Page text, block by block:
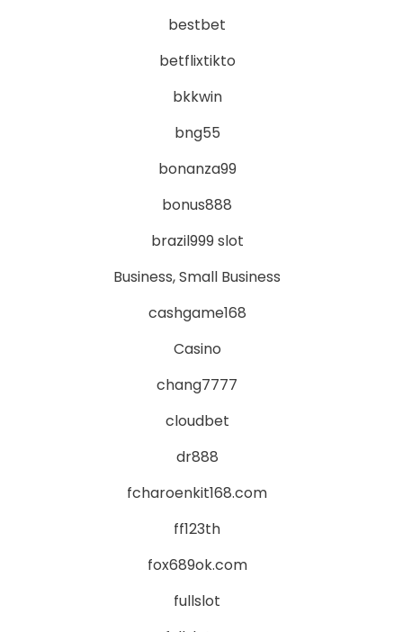
bestbet
betflixtikto
bkkwin
bng55
bonanza99
bonus888
brazil999 slot
Business, Small Business
cashgame168
Casino
chang7777
cloudbet
dr888
fcharoenkit168.com
ff123th
fox689ok.com
fullslot